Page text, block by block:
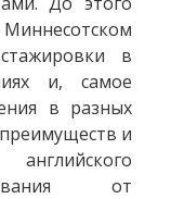
Миннесотском
в
и, самое
в разных
и
от